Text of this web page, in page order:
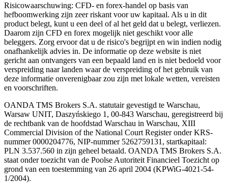
Risicowaarschuwing: CFD- en forex-handel op basis van
hefboomwerking zijn zeer riskant voor uw kapitaal. Als u in dit
product belegt, kunt u een deel of al het geld dat u belegt, verliezen.
Daarom zijn CFD en forex mogelijk niet geschikt voor alle
beleggers. Zorg ervoor dat u de risico's begrijpt en win indien nodig
onafhankelijk advies in. De informatie op deze website is niet
gericht aan ontvangers van een bepaald land en is niet bedoeld voor
verspreiding naar landen waar de verspreiding of het gebruik van
deze informatie onverenigbaar zou zijn met lokale wetten, vereisten
en voorschriften.
OANDA TMS Brokers S.A. statutair gevestigd te Warschau,
Warsaw UNIT, Daszyńskiego 1, 00-843 Warschau, geregistreerd bij
de rechtbank van de hoofdstad Warschau in Warschau, XIII
Commercial Division of the National Court Register onder KRS-
nummer 0000204776, NIP-nummer 5262759131, startkapitaal:
PLN 3.537.560 in zijn geheel betaald. OANDA TMS Brokers S.A.
staat onder toezicht van de Poolse Autoriteit Financieel Toezicht op
grond van een toestemming van 26 april 2004 (KPWiG-4021-54-
1/2004).